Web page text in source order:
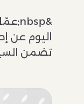
اليوم عن
تضمن